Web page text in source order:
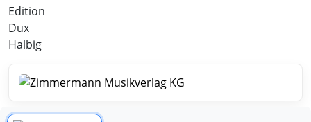
Edition
Dux
Halbig